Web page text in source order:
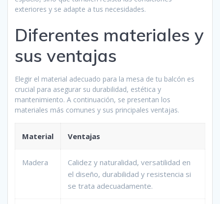
exteriores y se adapte a tus necesidades.
Diferentes materiales y
sus ventajas
Elegir el material adecuado para la mesa de tu balcón es
crucial para asegurar su durabilidad, estética y
mantenimiento. A continuación, se presentan los
materiales más comunes y sus principales ventajas.
Material Ventajas
Madera
Calidez y naturalidad, versatilidad en
el diseño, durabilidad y resistencia si
se trata adecuadamente.